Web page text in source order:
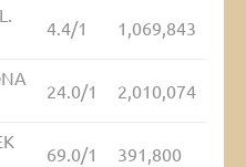
4.4/1 1,069,843
24.0/1 2,010,074
69.0/1 391,800